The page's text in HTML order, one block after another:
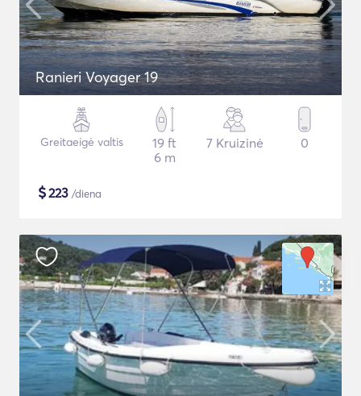
Ranieri Voyager 19
Greitaeigė valtis
19 ft
6 m
7 Kruizinė 0
$223 /diena